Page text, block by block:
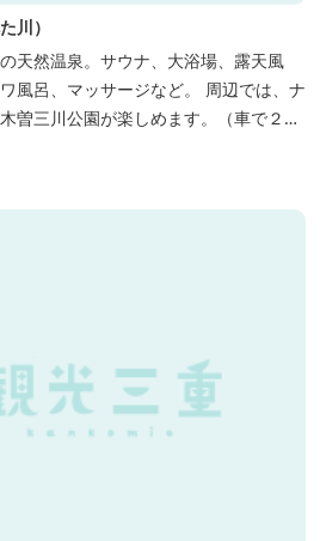
川）
天然温泉。サウナ、大浴場、露天風
風呂、マッサージなど。 周辺では、ナ
曽三川公園が楽しめます。（車で２０